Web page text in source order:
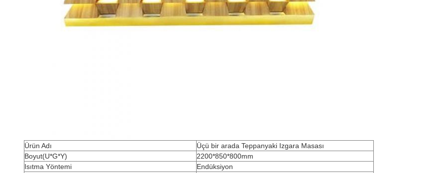
Ürün Adı
Üçü bir arada Teppanyaki Izgara Masası
Boyut(U*G*Y)
2200*850*800mm
Isıtma Yöntemi
Endüksiyon